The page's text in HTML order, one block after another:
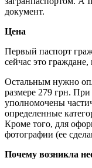
документ.
Цена
Первый паспорт
сейчас это
Остальным нужно
размере 279 грн.
уполномочены
определенные
Кроме того, для
фотографии (ее
Почему возникла